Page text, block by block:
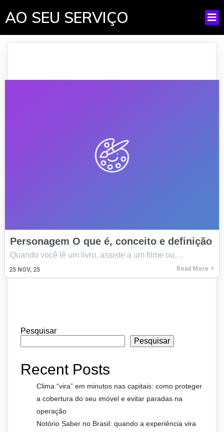
AO SEU SERVIÇO
Personagem O que é, conceito e definição
25 NOV, 25
Quando você lê um livro, assiste a um filme ou…
Read More
Pesquisar
Pesquisar
Recent Posts
Clima “vira” em minutos nas capitais: como proteger
a cobertura do seu imóvel e evitar paradas na
operação
Notório Saber no Brasil: quando a experiência vira